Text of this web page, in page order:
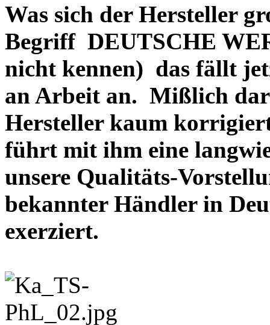
Was sich der Hersteller
Begriff DEUTSCHE
nicht kennen) das fällt
an Arbeit an. Mißlich
Hersteller kaum
führt mit ihm eine
unsere Qualitäts-
bekannter Händler in
exerziert.